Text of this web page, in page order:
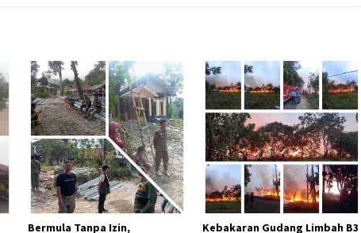
Bermula Tanpa Izin, Kebakaran Gudang Limbah B3